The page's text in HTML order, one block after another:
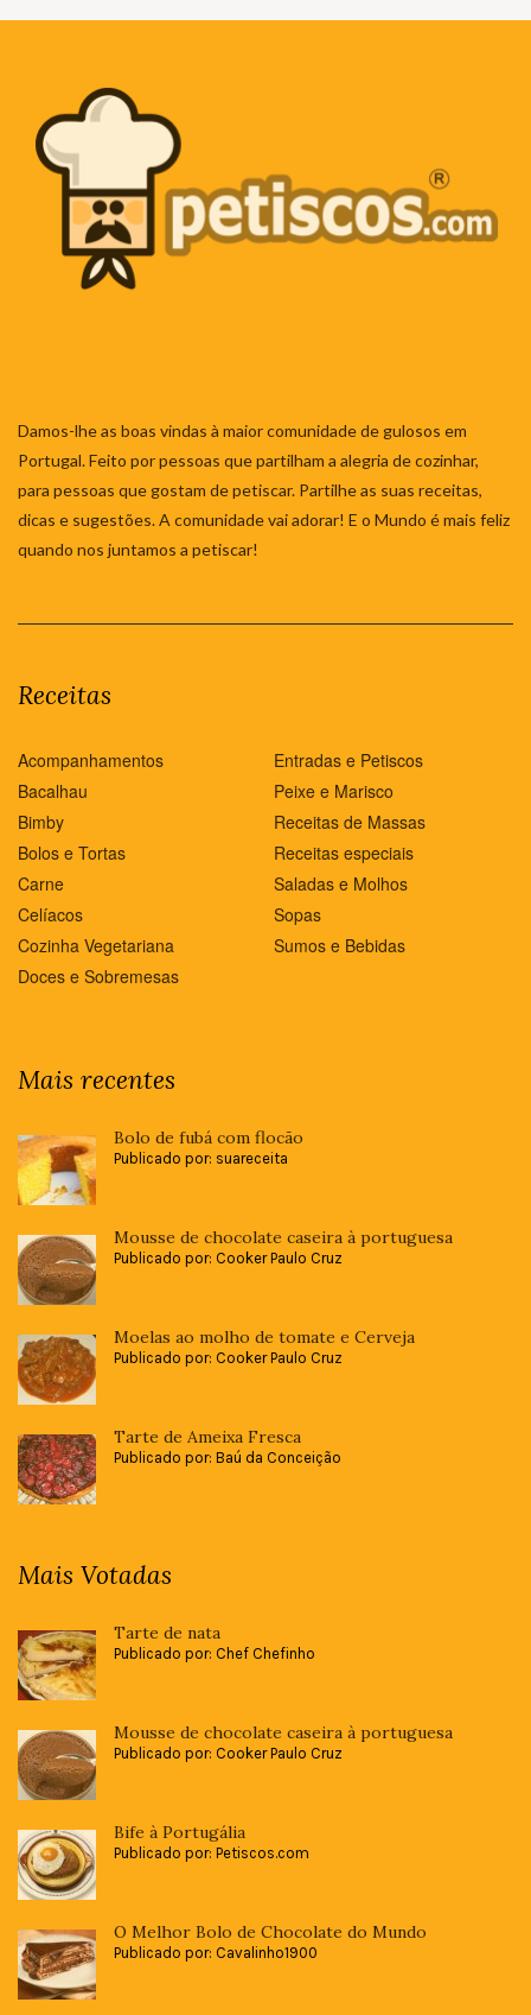
Damos-lhe as boas vindas à maior comunidade de gulosos em
Portugal. Feito por pessoas que partilham a alegria de cozinhar,
para pessoas que gostam de petiscar. Partilhe as suas receitas,
dicas e sugestões. A comunidade vai adorar! E o Mundo é mais feliz
quando nos juntamos a petiscar!
Receitas
Acompanhamentos
Bacalhau
Bimby
Bolos e Tortas
Carne
Celíacos
Cozinha Vegetariana
Doces e Sobremesas
Entradas e Petiscos
Peixe e Marisco
Receitas de Massas
Receitas especiais
Saladas e Molhos
Sopas
Sumos e Bebidas
Mais recentes
Bolo de fubá com flocão
Publicado por: suareceita
Mousse de chocolate caseira à portuguesa
Publicado por: Cooker Paulo Cruz
Moelas ao molho de tomate e Cerveja
Publicado por: Cooker Paulo Cruz
Tarte de Ameixa Fresca
Publicado por: Baú da Conceição
Mais Votadas
Tarte de nata
Publicado por: Chef Chefinho
Mousse de chocolate caseira à portuguesa
Publicado por: Cooker Paulo Cruz
Bife à Portugália
Publicado por: Petiscos.com
O Melhor Bolo de Chocolate do Mundo
Publicado por: Cavalinho1900